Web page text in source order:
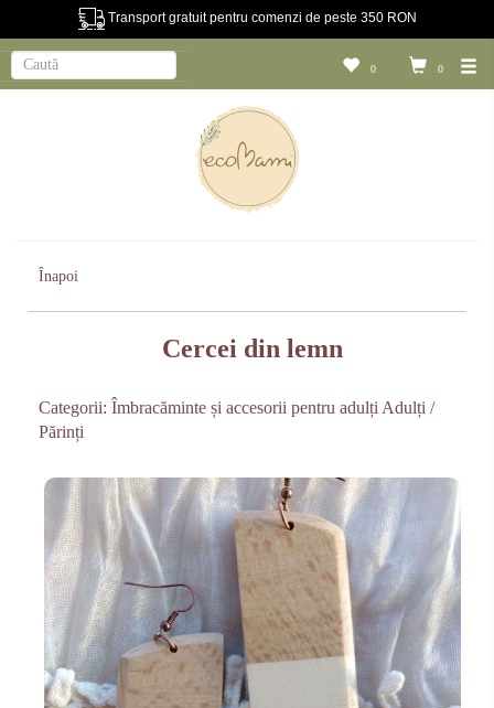
Transport gratuit pentru comenzi de peste 350 RON
0
0
Înapoi
Cercei din lemn
Categorii: Îmbracăminte și accesorii pentru adulți Adulți /
Părinți